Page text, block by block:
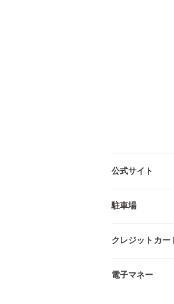
公式サイト
駐車場
クレジットカー
電子マネー